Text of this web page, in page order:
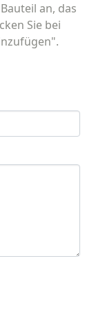
an, das
Sie bei